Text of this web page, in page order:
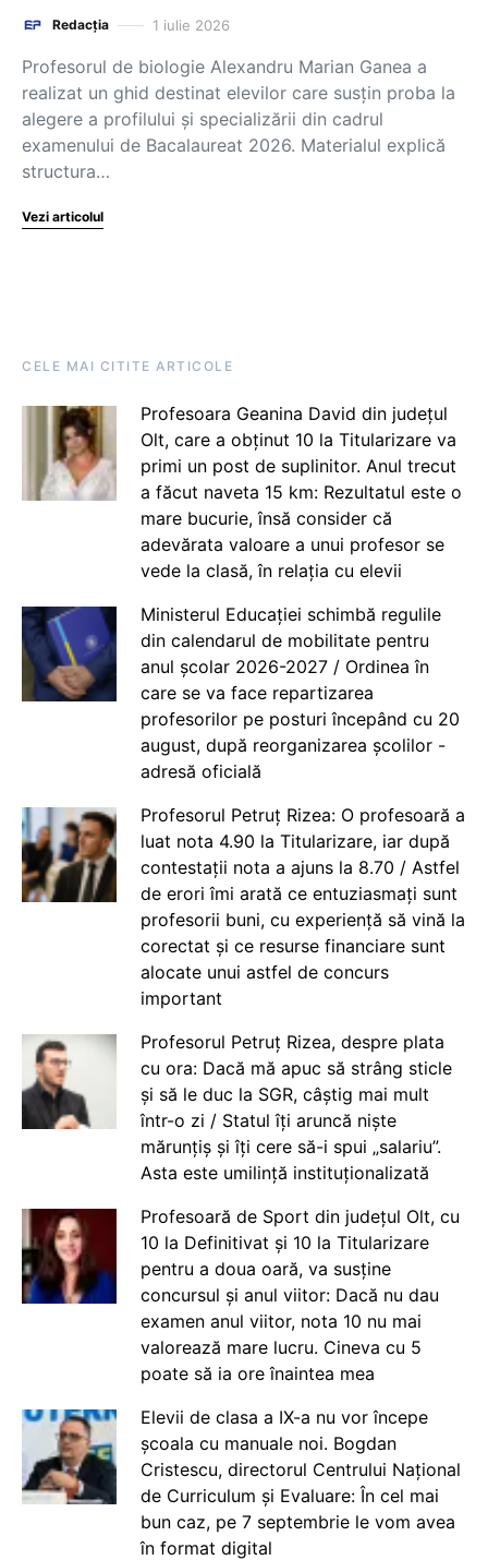
Redacția 1 iulie 2026
Profesorul de biologie Alexandru Marian Ganea a
realizat un ghid destinat elevilor care susțin proba la
alegere a profilului și specializării din cadrul
examenului de Bacalaureat 2026. Materialul explică
structura…
Vezi articolul
CELE MAI CITITE ARTICOLE
Profesoara Geanina David din județul
Olt, care a obținut 10 la Titularizare va
primi un post de suplinitor. Anul trecut
a făcut naveta 15 km: Rezultatul este o
mare bucurie, însă consider că
adevărata valoare a unui profesor se
vede la clasă, în relația cu elevii
Ministerul Educației schimbă regulile
din calendarul de mobilitate pentru
anul școlar 2026-2027 / Ordinea în
care se va face repartizarea
profesorilor pe posturi începând cu 20
august, după reorganizarea școlilor -
adresă oficială
Profesorul Petruț Rizea: O profesoară a
luat nota 4.90 la Titularizare, iar după
contestații nota a ajuns la 8.70 / Astfel
de erori îmi arată ce entuziasmați sunt
profesorii buni, cu experiență să vină la
corectat și ce resurse financiare sunt
alocate unui astfel de concurs
important
Profesorul Petruț Rizea, despre plata
cu ora: Dacă mă apuc să strâng sticle
și să le duc la SGR, câștig mai mult
într-o zi / Statul îți aruncă niște
mărunțiș și îți cere să-i spui „salariu”.
Asta este umilință instituționalizată
Profesoară de Sport din județul Olt, cu
10 la Definitivat și 10 la Titularizare
pentru a doua oară, va susține
concursul și anul viitor: Dacă nu dau
examen anul viitor, nota 10 nu mai
valorează mare lucru. Cineva cu 5
poate să ia ore înaintea mea
Elevii de clasa a IX-a nu vor începe
școala cu manuale noi. Bogdan
Cristescu, directorul Centrului Național
de Curriculum și Evaluare: În cel mai
bun caz, pe 7 septembrie le vom avea
în format digital